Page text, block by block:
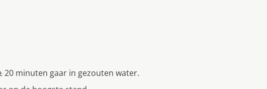
20 minuten gaar in gezouten water.